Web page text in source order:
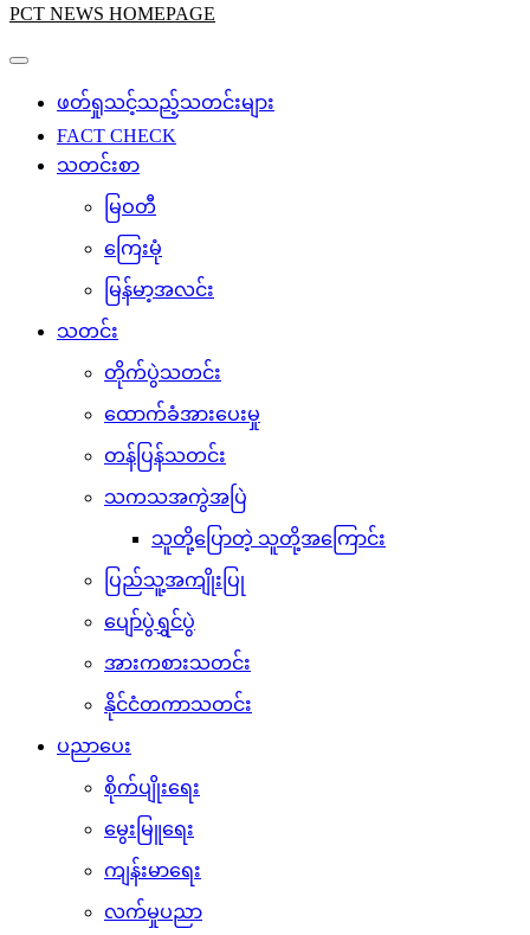
PCT NEWS HOMEPAGE
ဖတ်ရှုသင့်သည့်သတင်းများ
FACT CHECK
သတင်းစာ
မြဝတီ
ကြေးမုံ
မြန်မာ့အလင်း
သတင်း
တိုက်ပွဲသတင်း
ထောက်ခံအားပေးမှု
တန်ပြန်သတင်း
သကသအကွဲအပြဲ
သူတို့ပြောတဲ့ သူတို့အကြောင်း
ပြည်သူ့အကျိုးပြု
ပျော်ပွဲရွှင်ပွဲ
အားကစားသတင်း
နိုင်ငံတကာသတင်း
ပညာပေး
စိုက်ပျိုးရေး
မွေးမြူရေး
ကျန်းမာရေး
လက်မှုပညာ